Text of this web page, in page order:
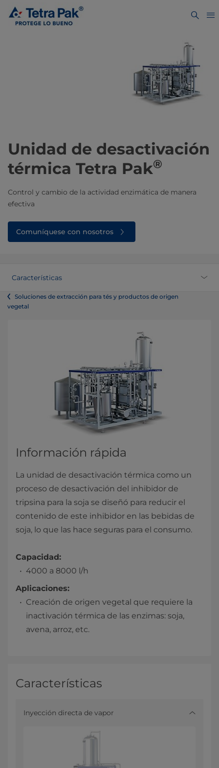
Unidad de desactivación
térmica Tetra Pak®
Control y cambio de la actividad enzimática de manera
efectiva
Comuníquese con nosotros
Características
Soluciones de extracción para tés y productos de origen
vegetal
Información rápida
La unidad de desactivación térmica como un
proceso de desactivación del inhibidor de
tripsina para la soja se diseñó para reducir el
contenido de este inhibidor en las bebidas de
soja, lo que las hace seguras para el consumo.
Capacidad:
4000 a 8000 l/h
Aplicaciones:
Creación de origen vegetal que requiere la
inactivación térmica de las enzimas: soja,
avena, arroz, etc.
Características
Inyección directa de vapor